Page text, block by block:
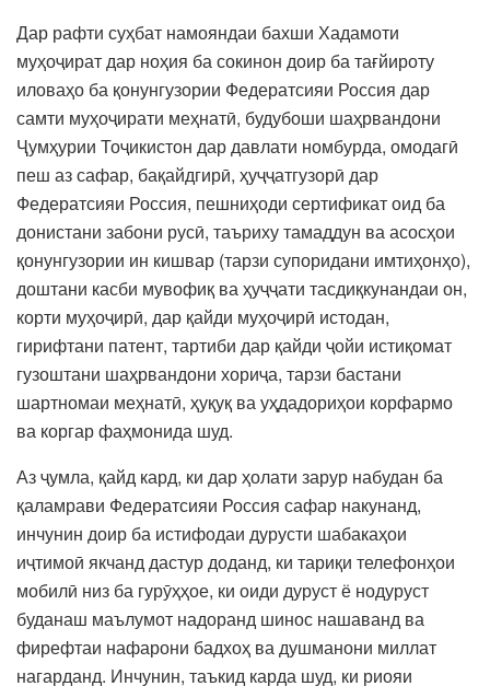
Дар рафти суҳбат намояндаи бахши Хадамоти
муҳоҷират дар ноҳия ба сокинон доир ба тағйироту
иловаҳо ба қонунгузории Федератсияи Россия дар
самти муҳоҷирати меҳнатӣ, будубоши шаҳрвандони
Ҷумҳурии Тоҷикистон дар давлати номбурда, омодагӣ
пеш аз сафар, бақайдгирӣ, ҳуҷҷатгузорӣ дар
Федератсияи Россия, пешниҳоди сертификат оид ба
донистани забони русӣ, таъриху тамаддун ва асосҳои
қонунгузории ин кишвар (тарзи супоридани имтиҳонҳо),
доштани касби мувофиқ ва ҳуҷҷати тасдиқкунандаи он,
корти муҳоҷирӣ, дар қайди муҳоҷирӣ истодан,
гирифтани патент, тартиби дар қайди ҷойи истиқомат
гузоштани шаҳрвандони хориҷа, тарзи бастани
шартномаи меҳнатӣ, ҳуқуқ ва уҳдадориҳои корфармо
ва коргар фаҳмонида шуд.
Аз ҷумла, қайд кард, ки дар ҳолати зарур набудан ба
қаламрави Федератсияи Россия сафар накунанд,
инчунин доир ба истифодаи дурусти шабакаҳои
иҷтимоӣ якчанд дастур доданд, ки тариқи телефонҳои
мобилӣ низ ба гурӯҳҳое, ки оиди дуруст ё нодуруст
буданаш маълумот надоранд шинос нашаванд ва
фирефтаи нафарони бадхоҳ ва душманони миллат
нагарданд. Инчунин, таъкид карда шуд, ки риояи